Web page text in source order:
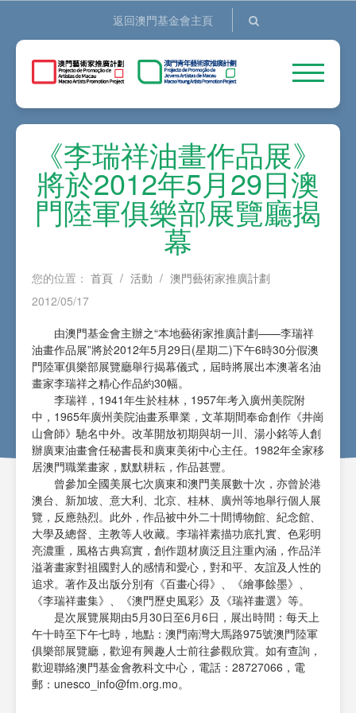
返回澳門基金會主頁
《李瑞祥油畫作品展》
將於2012年5月29日澳
門陸軍俱樂部展覽廳揭
幕
您的位置： 首頁 / 活動 / 澳門藝術家推廣計劃
2012/05/17
由澳門基金會主辦之“本地藝術家推廣計劃——李瑞祥
油畫作品展”將於2012年5月29日(星期二)下午6時30分假澳
門陸軍俱樂部展覽廳舉行揭幕儀式，屆時將展出本澳著名油
畫家李瑞祥之精心作品約30幅。
李瑞祥，1941年生於桂林，1957年考入廣州美院附
中，1965年廣州美院油畫系畢業，文革期間奉命創作《井崗
山會師》馳名中外。改革開放初期與胡一川、湯小銘等人創
辦廣東油畫會任秘書長和廣東美術中心主任。1982年全家移
居澳門職業畫家，默默耕耘，作品甚豐。
曾參加全國美展七次廣東和澳門美展數十次，亦曾於港
澳台、新加坡、意大利、北京、桂林、廣州等地舉行個人展
覽，反應熱烈。此外，作品被中外二十間博物館、紀念館、
大學及總督、主教等人收藏。李瑞祥素描功底扎實、色彩明
亮濃重，風格古典寫實，創作題材廣泛且注重內涵，作品洋
溢著畫家對祖國對人的感情和愛心，對和平、友誼及人性的
追求。著作及出版分別有《百畫心得》、《繪事餘墨》、
《李瑞祥畫集》、《澳門歷史風彩》及《瑞祥畫選》等。
是次展覽展期由5月30日至6月6日，展出時間：每天上
午十時至下午七時，地點：澳門南灣大馬路975號澳門陸軍
俱樂部展覽廳，歡迎有興趣人士前往參觀欣賞。如有查詢，
歡迎聯絡澳門基金會教科文中心，電話：28727066，電
郵： unesco_info@fm.org.mo。